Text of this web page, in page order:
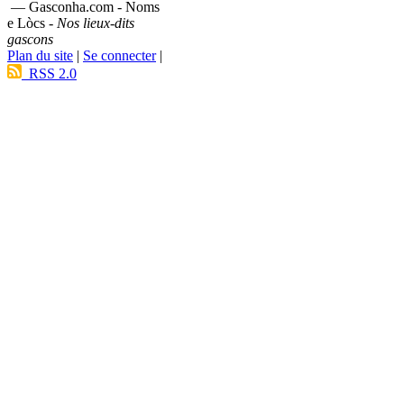
— Gasconha.com - Noms
e Lòcs - Nos lieux-dits
gascons
Plan du site | Se connecter|
RSS 2.0